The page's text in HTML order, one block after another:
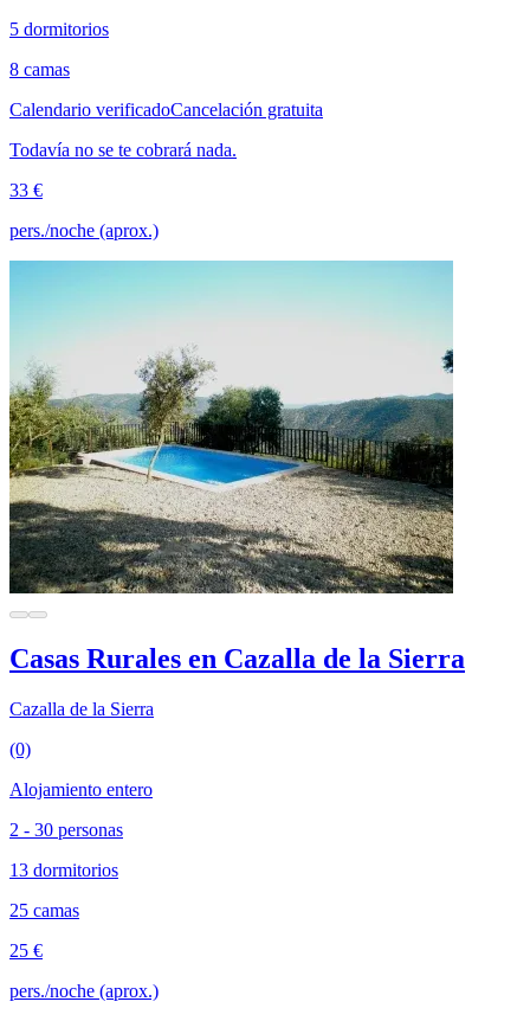
5 dormitorios
8 camas
Calendario verificadoCancelación gratuita
Todavía no se te cobrará nada.
33 €
pers./noche (aprox.)
Casas Rurales en Cazalla de la Sierra
Cazalla de la Sierra
(0)
Alojamiento entero
2 - 30 personas
13 dormitorios
25 camas
25 €
pers./noche (aprox.)